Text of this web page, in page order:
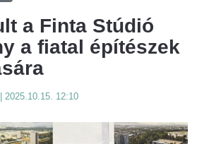
a Finta Stúdió
a fiatal építészek
2025.10.15. 12:10